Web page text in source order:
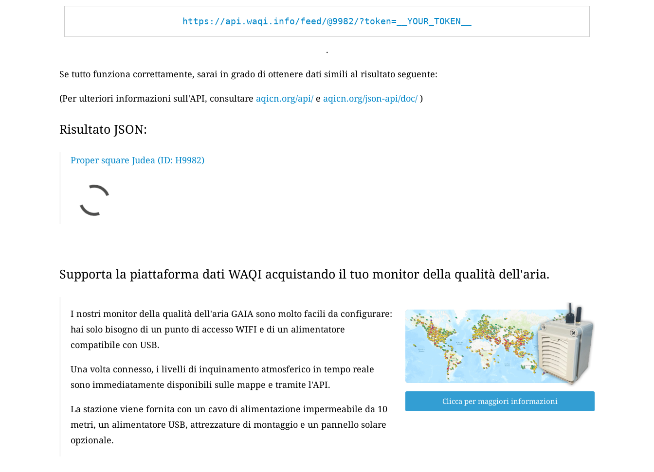
https://api.waqi.info/feed/@9982/?token=__YOUR_TOKEN__
.
Se tutto funziona correttamente, sarai in grado di ottenere dati simili al risultato seguente:
(Per ulteriori informazioni sull'API, consultare aqicn.org/api/ e aqicn.org/json-api/doc/ )
Risultato JSON:
Proper square Judea (ID: H9982)
Supporta la piattaforma dati WAQI acquistando il tuo monitor della qualità dell'aria.
I nostri monitor della qualità dell'aria GAIA sono molto facili da configurare:
hai solo bisogno di un punto di accesso WIFI e di un alimentatore
compatibile con USB.
Una volta connesso, i livelli di inquinamento atmosferico in tempo reale
sono immediatamente disponibili sulle mappe e tramite l'API.
La stazione viene fornita con un cavo di alimentazione impermeabile da 10
metri, un alimentatore USB, attrezzature di montaggio e un pannello solare
opzionale.
Clicca per maggiori informazioni